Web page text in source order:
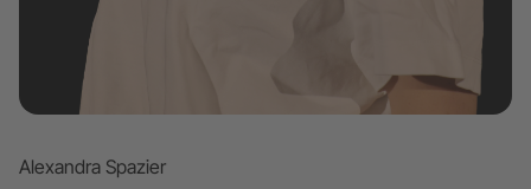
Alexandra Spazier